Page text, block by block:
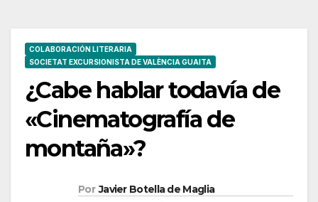
COLABORACIÓN LITERARIA
SOCIETAT EXCURSIONISTA DE VALÈNCIA GUAITA
¿Cabe hablar todavía de
«Cinematografía de
montaña»?
Por Javier Botella de Maglia